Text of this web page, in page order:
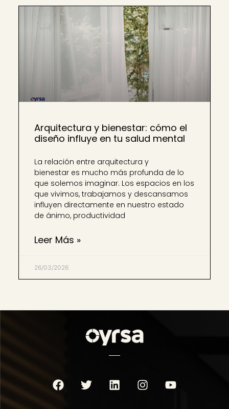
Arquitectura y bienestar: cómo el
diseño influye en tu salud mental
La relación entre arquitectura y
bienestar es mucho más profunda de lo
que solemos imaginar. Los espacios en los
que vivimos, trabajamos y descansamos
influyen directamente en nuestro estado
de ánimo, productividad
Leer Más »
26/03/2026